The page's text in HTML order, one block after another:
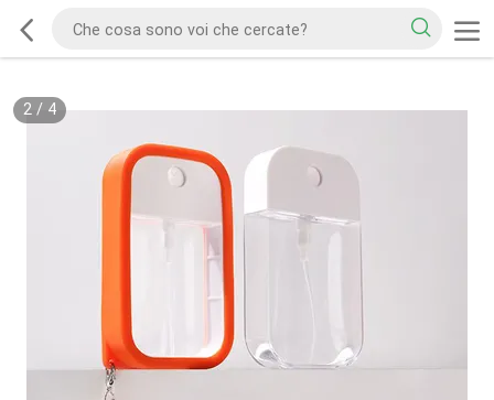
2/ 4